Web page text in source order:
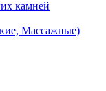
камней
Массажные)